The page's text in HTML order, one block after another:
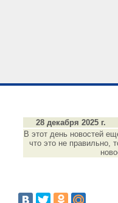
28 декабря 2025 г.
В этот день новостей
что это не правильно,